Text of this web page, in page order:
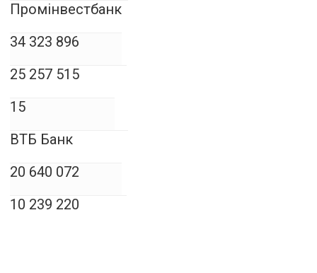
Промінвестбанк
34 323 896
25 257 515
15
ВТБ Банк
20 640 072
10 239 220